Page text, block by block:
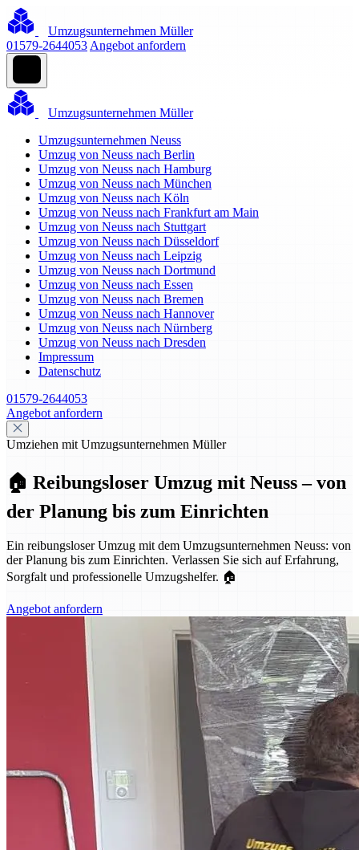
Umzugsunternehmen Müller
01579-2644053 Angebot anfordern
Umzugsunternehmen Müller
Umzugsunternehmen Neuss
Umzug von Neuss nach Berlin
Umzug von Neuss nach Hamburg
Umzug von Neuss nach München
Umzug von Neuss nach Köln
Umzug von Neuss nach Frankfurt am Main
Umzug von Neuss nach Stuttgart
Umzug von Neuss nach Düsseldorf
Umzug von Neuss nach Leipzig
Umzug von Neuss nach Dortmund
Umzug von Neuss nach Essen
Umzug von Neuss nach Bremen
Umzug von Neuss nach Hannover
Umzug von Neuss nach Nürnberg
Umzug von Neuss nach Dresden
Impressum
Datenschutz
01579-2644053
Angebot anfordern
Umziehen mit Umzugsunternehmen Müller
🏠 Reibungsloser Umzug mit Neuss – von
der Planung bis zum Einrichten
Ein reibungsloser Umzug mit dem Umzugsunternehmen Neuss: von
der Planung bis zum Einrichten. Verlassen Sie sich auf Erfahrung,
Sorgfalt und professionelle Umzugshelfer. 🏠
Angebot anfordern